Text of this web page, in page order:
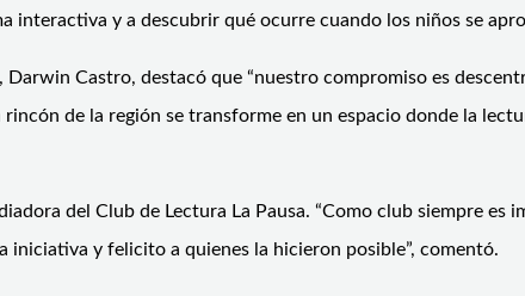
interactiva y a descubrir qué ocurre cuando los niños se
Castro, destacó que “nuestro compromiso es
de la región se transforme en un espacio donde la
del Club de Lectura La Pausa. “Como club siempre
iniciativa y felicito a quienes la hicieron posible”, comentó.